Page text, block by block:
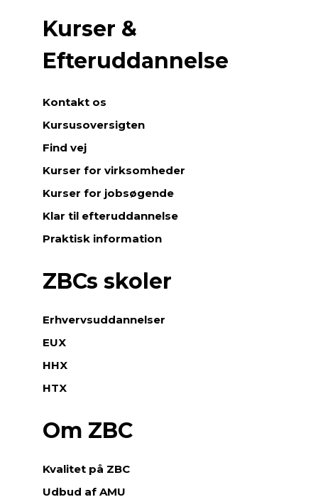
Kurser &
Efteruddannelse
Kontakt os
Kursusoversigten
Find vej
Kurser for virksomheder
Kurser for jobsøgende
Klar til efteruddannelse
Praktisk information
ZBCs skoler
Erhvervsuddannelser
EUX
HHX
HTX
Om ZBC
Kvalitet på ZBC
Udbud af AMU